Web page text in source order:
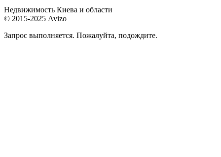
Недвижимость Киева и области
© 2015-2025 Avizo
Запрос выполняется. Пожалуйта, подождите.